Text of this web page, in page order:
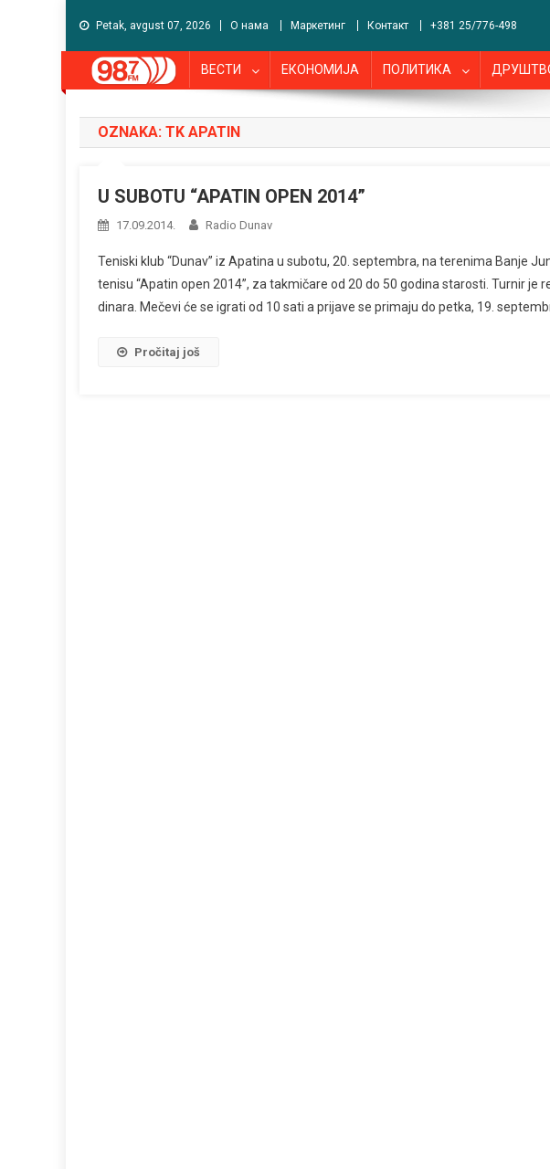
Petak, avgust 07, 2026 О нама Маркетинг Контакт +381 25/776-498
ВЕСТИ ЕКОНОМИЈА ПОЛИТИКА
OZNAKA: TK APATIN
U SUBOTU “APATIN OPEN 2014”
17.09.2014. Radio Dunav
Teniski klub “Dunav” iz Apatina u subotu, 20. septembra, na terenima Banje
tenisu “Apatin open 2014”, za takmičare od 20 do 50 godina starosti. Turnir
dinara. Mečevi će se igrati od 10 sati a prijave se primaju do petka, 19.
Pročitaj još